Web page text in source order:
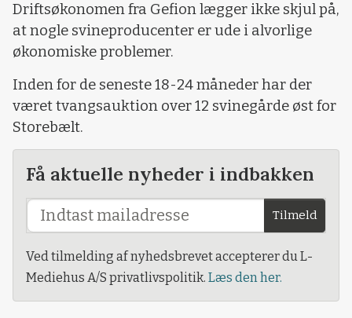
Driftsøkonomen fra Gefion lægger ikke skjul på,
at nogle svineproducenter er ude i alvorlige
økonomiske problemer.
Inden for de seneste 18-24 måneder har der
været tvangsauktion over 12 svinegårde øst for
Storebælt.
Få aktuelle nyheder i indbakken
Tilmeld
Ved tilmelding af nyhedsbrevet accepterer du L-
Mediehus A/S privatlivspolitik. Læs den her.